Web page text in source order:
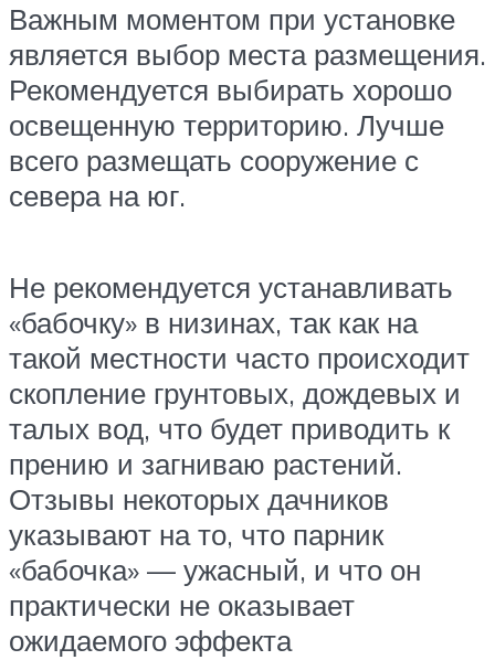
Важным моментом при установке
является выбор места размещения.
Рекомендуется выбирать хорошо
освещенную территорию. Лучше
всего размещать сооружение с
севера на юг.
Не рекомендуется устанавливать
«бабочку» в низинах, так как на
такой местности часто происходит
скопление грунтовых, дождевых и
талых вод, что будет приводить к
прению и загниваю растений.
Отзывы некоторых дачников
указывают на то, что парник
«бабочка» — ужасный, и что он
практически не оказывает
ожидаемого эффекта